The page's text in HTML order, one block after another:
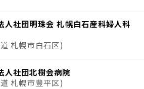
人社団明珠会 札幌白石産科婦人科
札幌市白石区)
人社団北樹会病院
札幌市豊平区)